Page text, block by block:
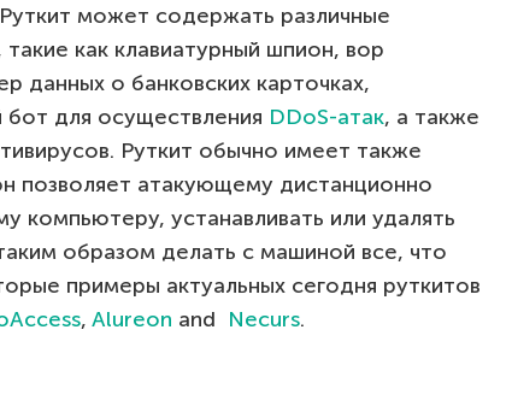
может содержать различные
как клавиатурный шпион, вор
данных о банковских карточках,
для осуществления DDoS-атак, а также
Руткит обычно имеет также
позволяет атакующему дистанционно
компьютеру, устанавливать или удалять
образом делать с машиной все, что
примеры актуальных сегодня руткитов
, Alureon and Necurs.